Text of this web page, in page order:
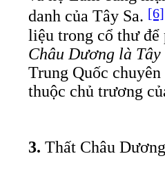
danh của Tây Sa. [6]
liệu trong cổ thư
Châu Dương là Tây
Trung Quốc
thuộc chủ trương
3. Thất Châu